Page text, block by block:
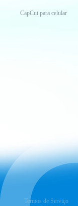
CapCut para celular
Termos de Serviço